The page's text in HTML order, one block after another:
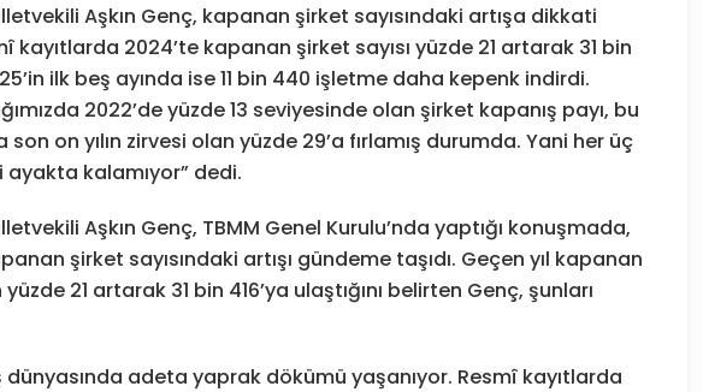
Aşkın Genç, kapanan şirket sayısındaki artışa dikkati
kayıtlarda 2024’te kapanan şirket sayısı yüzde 21 artarak 31 bin
ilk beş ayında ise 11 bin 440 işletme daha kepenk indirdi.
2022’de yüzde 13 seviyesinde olan şirket kapanış payı, bu
son on yılın zirvesi olan yüzde 29’a fırlamış durumda. Yani her üç
kalamıyor” dedi.
Aşkın Genç, TBMM Genel Kurulu’nda yaptığı konuşmada,
şirket sayısındaki artışı gündeme taşıdı. Geçen yıl kapanan
yüzde 21 artarak 31 bin 416’ya ulaştığını belirten Genç, şunları
dünyasında adeta yaprak dökümü yaşanıyor. Resmî kayıtlarda